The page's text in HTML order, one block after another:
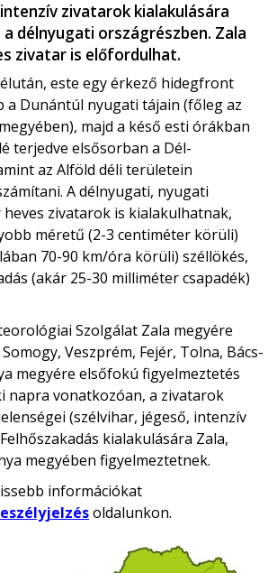
zivatarok kialakulására
délnyugati országrészben. Zala
zivatar is előfordulhat.
este egy érkező hidegfront
a Dunántúl nyugati tájain (főleg az
majd a késő esti órákban
terjedve elsősorban a Dél-
az Alföld déli területein
A délnyugati, nyugati
zivatarok is kialakulhatnak,
méretű (2-3 centiméter körüli)
70-90 km/óra körüli) széllökés,
(akár 25-30 milliméter csapadék)
Szolgálat Zala megyére
Veszprém, Fejér, Tolna, Bács-
megyére elsőfokú figyelmeztetés
napra vonatkozóan, a zivatarok
(szélvihar, jégeső, intenzív
kialakulására Zala,
megyében figyelmeztetnek.
információkat
oldalunkon.